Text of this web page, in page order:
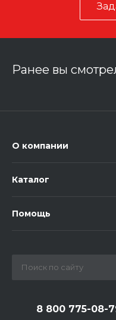
Ранее вы
О компании
Каталог
Помощь
8 800 775-08-